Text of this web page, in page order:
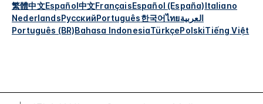
繁體中文Español中文FrançaisEspañol (España)Italiano
NederlandsРусскийPortuguês한국어ไทยالعربية
Português (BR)Bahasa IndonesiaTürkçePolskiTiếng Việt